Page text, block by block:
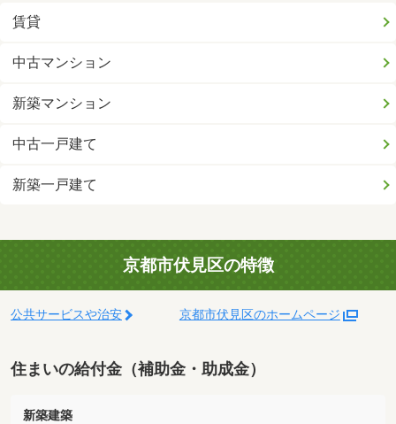
賃貸
中古マンション
新築マンション
中古一戸建て
新築一戸建て
京都市伏見区の特徴
公共サービスや治安 京都市伏見区のホームページ
住まいの給付金（補助金・助成金）
新築建築